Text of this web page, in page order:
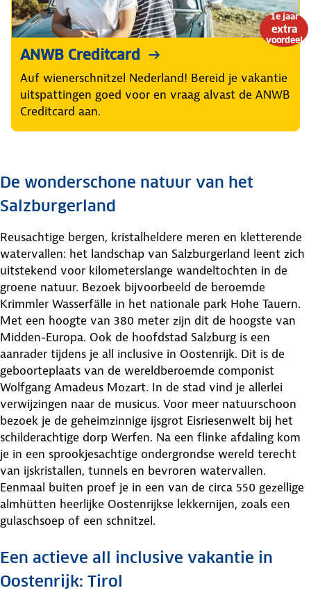
1e jaar
extra
voordeel
ANWB Creditcard
Auf wienerschnitzel Nederland! Bereid je vakantie
uitspattingen goed voor en vraag alvast de ANWB
Creditcard aan.
De wonderschone natuur van het
Salzburgerland
Reusachtige bergen, kristalheldere meren en kletterende
watervallen: het landschap van Salzburgerland leent zich
uitstekend voor kilometerslange wandeltochten in de
groene natuur. Bezoek bijvoorbeeld de beroemde
Krimmler Wasserfälle in het nationale park Hohe Tauern.
Met een hoogte van 380 meter zijn dit de hoogste van
Midden-Europa. Ook de hoofdstad Salzburg is een
aanrader tijdens je all inclusive in Oostenrijk. Dit is de
geboorteplaats van de wereldberoemde componist
Wolfgang Amadeus Mozart. In de stad vind je allerlei
verwijzingen naar de musicus. Voor meer natuurschoon
bezoek je de geheimzinnige ijsgrot Eisriesenwelt bij het
schilderachtige dorp Werfen. Na een flinke afdaling kom
je in een sprookjesachtige ondergrondse wereld terecht
van ijskristallen, tunnels en bevroren watervallen.
Eenmaal buiten proef je in een van de circa 550 gezellige
almhütten heerlijke Oostenrijkse lekkernijen, zoals een
gulaschsoep of een schnitzel.
Een actieve all inclusive vakantie in
Oostenrijk: Tirol